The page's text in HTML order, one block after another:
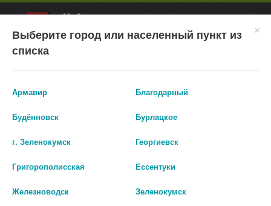
КАТАЛОГ ТОВАРОВ
КАТАЛОГ ГЕМОРРОЙ
×
Городская Аптека Маркетплейс
- In Google Play
VIEW
Выберите город или населенный пункт из
списка
Армавир Благодарный
Будённовск Бурлацкое
г. Зеленокумск Георгиевск
Григорополисская Ессентуки
Железноводск Зеленокумск
Мобильное приложение
Бесплатно - Google Play
Установить